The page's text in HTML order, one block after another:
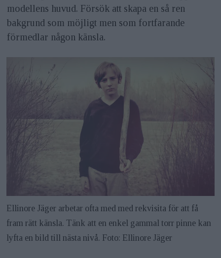
modellens huvud. Försök att skapa en så ren
bakgrund som möjligt men som fortfarande
förmedlar någon känsla.
Ellinore Jäger arbetar ofta med med rekvisita för att få
fram rätt känsla. Tänk att en enkel gammal torr pinne kan
lyfta en bild till nästa nivå. Foto: Ellinore Jäger